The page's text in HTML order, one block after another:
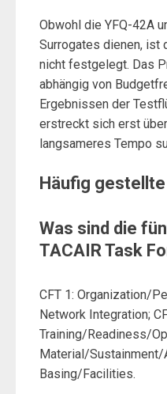
Obwohl die YFQ-42A
Surrogates dienen, ist
nicht festgelegt. Das
abhängig von
Ergebnissen der
erstreckt sich erst
langsameres Tempo
Häufig gestellte
Was sind die
TACAIR Task
CFT 1: Organization/
Network Integration;
Training/Readiness/
Material/Sustainment/
Basing/Facilities.